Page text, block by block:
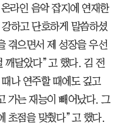
라인 음악 잡지에 연재한
하고 단호하게 말씀하셨
겪으면서 제 성장을 우선
깨달았다”고 했다. 김 전
나 연주할 때에도 깊고
가는 재능이 빼어났다. 그
초점을 맞췄다”고 했다.